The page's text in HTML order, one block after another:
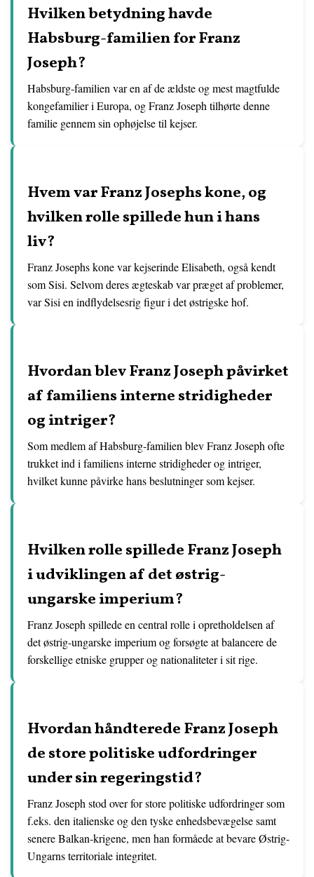
Hvilken betydning havde
Habsburg-familien for Franz
Joseph?
Habsburg-familien var en af de ældste og mest magtfulde
kongefamilier i Europa, og Franz Joseph tilhørte denne
familie gennem sin ophøjelse til kejser.
Hvem var Franz Josephs kone, og
hvilken rolle spillede hun i hans
liv?
Franz Josephs kone var kejserinde Elisabeth, også kendt
som Sisi. Selvom deres ægteskab var præget af problemer,
var Sisi en indflydelsesrig figur i det østrigske hof.
Hvordan blev Franz Joseph påvirket
af familiens interne stridigheder
og intriger?
Som medlem af Habsburg-familien blev Franz Joseph ofte
trukket ind i familiens interne stridigheder og intriger,
hvilket kunne påvirke hans beslutninger som kejser.
Hvilken rolle spillede Franz Joseph
i udviklingen af det østrig-
ungarske imperium?
Franz Joseph spillede en central rolle i opretholdelsen af
det østrig-ungarske imperium og forsøgte at balancere de
forskellige etniske grupper og nationaliteter i sit rige.
Hvordan håndterede Franz Joseph
de store politiske udfordringer
under sin regeringstid?
Franz Joseph stod over for store politiske udfordringer som
f.eks. den italienske og den tyske enhedsbevægelse samt
senere Balkan-krigene, men han formåede at bevare Østrig-
Ungarns territoriale integritet.